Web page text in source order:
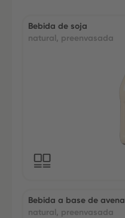
Bebida de soja
natural, preenvasada
Bebida a base de avena
natural, preenvasada